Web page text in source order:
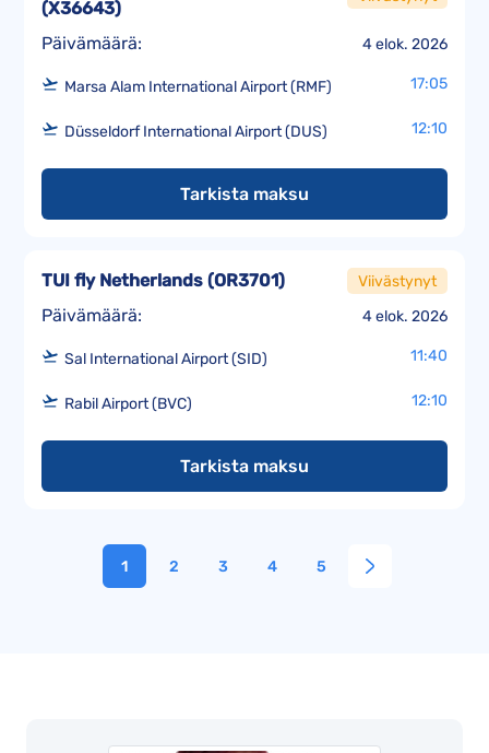
Päivämäärä: 4 elok. 2026
(X36643)
Marsa Alam International Airport (RMF) 17:05
Düsseldorf International Airport (DUS) 12:10
Tarkista maksu
Päivämäärä: 4 elok. 2026
TUI fly Netherlands (OR3701) Viivästynyt
Sal International Airport (SID) 11:40
Rabil Airport (BVC) 12:10
Tarkista maksu
1 2 3 4 5